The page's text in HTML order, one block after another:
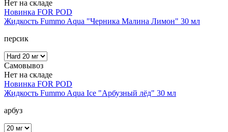
Нет на складе
Новинка FOR POD
Жидкость Fummo Aqua "Черника Малина Лимон" 30 мл
персик
Самовывоз
Нет на складе
Новинка FOR POD
Жидкость Fummo Aqua Ice "Арбузный лёд" 30 мл
арбуз